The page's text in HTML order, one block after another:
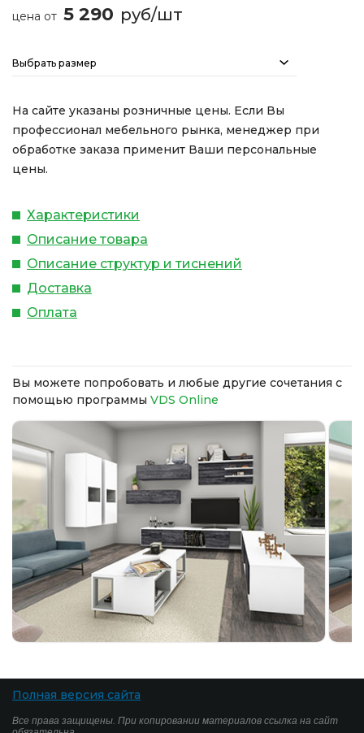
цена от 5 290 руб/шт
Выбрать размер
На сайте указаны розничные цены. Если Вы
профессионал мебельного рынка, менеджер при
обработке заказа применит Ваши персональные
цены.
Характеристики
Описание товара
Описание структур и тиснений
Доставка
Оплата
Вы можете попробовать и любые другие сочетания с
помощью программы VDS Online
Полная версия сайта
Все права защищены. При копировании материалов ссылка на сайт